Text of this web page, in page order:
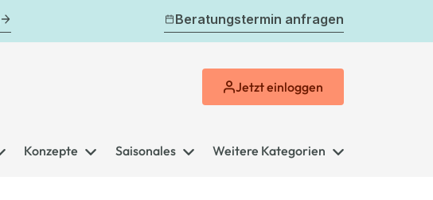
Beratungstermin anfragen
Jetzteinloggen
Konzepte Saisonales Weitere Kategorien